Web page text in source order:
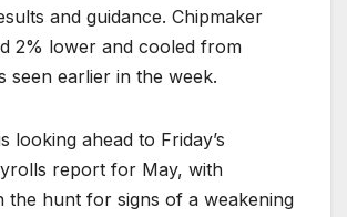
and guidance. Chipmaker
2% lower and cooled from
seen earlier in the week.
looking ahead to Friday’s
report for May, with
the hunt for signs of a weakening